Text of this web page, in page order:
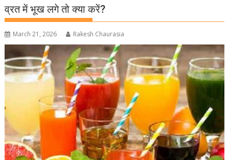
व्रत में भूख लगे तो क्या करें?
March 21, 2026 Rakesh Chaurasia